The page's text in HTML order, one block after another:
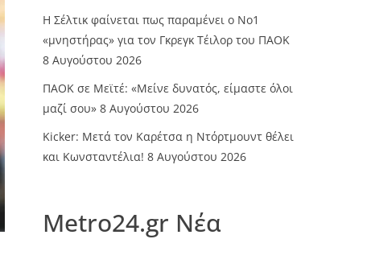
Η Σέλτικ φαίνεται πως παραμένει ο Νο1
«μνηστήρας» για τον Γκρεγκ Τέιλορ του ΠΑΟΚ
8 Αυγούστου 2026
ΠΑΟΚ σε Μεϊτέ: «Μείνε δυνατός, είμαστε όλοι
μαζί σου» 8 Αυγούστου 2026
Kicker: Μετά τον Καρέτσα η Ντόρτμουντ θέλει
και Κωνσταντέλια! 8 Αυγούστου 2026
Metro24.gr Νέα